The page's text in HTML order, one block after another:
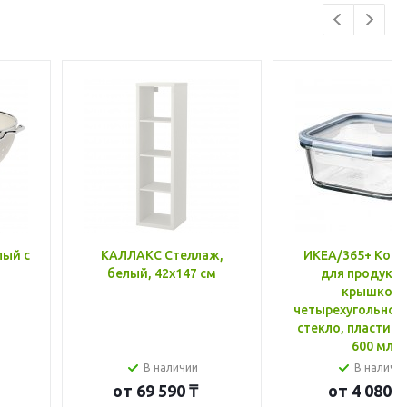
с
КАЛЛАКС Стеллаж,
белый, 42x147 см
В наличии
от 69 590 ₸
ИКЕА/365+
для
крышкой,
стекло, пластик
600 мл
В
от 4 080 ₸